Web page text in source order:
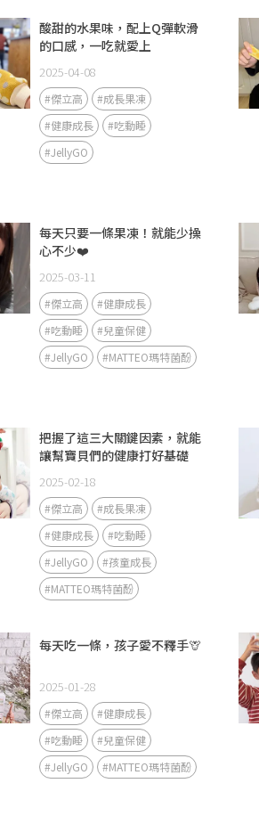
酸甜的水果味，配上Q彈軟滑
的口感，一吃就愛上
2025-04-08
#傑立高
#成長果凍
#健康成長
#吃動睡
#JellyGO
每天只要一條果凍！就能少操
心不少❤️
2025-03-11
#傑立高
#健康成長
#吃動睡
#兒童保健
#JellyGO
#MATTEO瑪特菌酚
把握了這三大關鍵因素，就能
讓幫寶貝們的健康打好基礎
2025-02-18
#傑立高
#成長果凍
#健康成長
#吃動睡
#JellyGO
#孩童成長
#MATTEO瑪特菌酚
每天吃一條，孩子愛不釋手🦒
2025-01-28
#傑立高
#健康成長
#吃動睡
#兒童保健
#JellyGO
#MATTEO瑪特菌酚